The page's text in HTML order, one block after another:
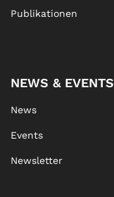
Publikationen
NEWS & EVENTS
News
Events
Newsletter